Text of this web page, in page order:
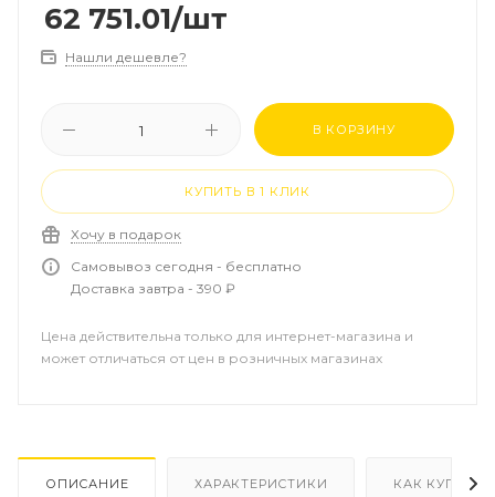
62 751.01/шт
Нашли дешевле?
В КОРЗИНУ
КУПИТЬ В 1 КЛИК
Хочу в подарок
Самовывоз сегодня - бесплатно
Доставка завтра - 390 ₽
Цена действительна только для интернет-магазина и
может отличаться от цен в розничных магазинах
ОПИСАНИЕ ХАРАКТЕРИСТИКИ КАК КУПИТЬ